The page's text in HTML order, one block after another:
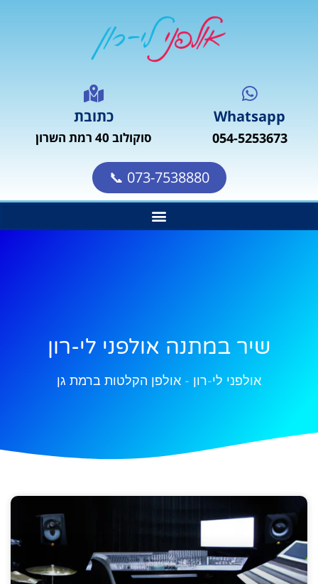
Whatsapp
054-5253673
כתובת
סוקולוב 40 רמת השרון
073-7538880 📞
שיר במתנה אולפני לי-רון
אולפני לי-רון - אולפן הקלטות ברמת גן